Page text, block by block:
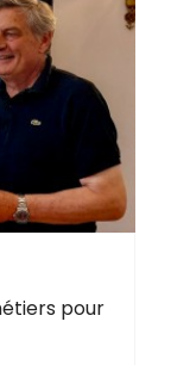
pour